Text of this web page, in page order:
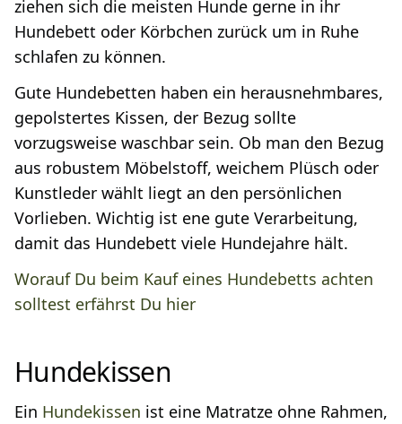
ziehen sich die meisten Hunde gerne in ihr
Hundebett oder Körbchen zurück um in Ruhe
schlafen zu können.
Gute Hundebetten haben ein herausnehmbares,
gepolstertes Kissen, der Bezug sollte
vorzugsweise waschbar sein. Ob man den Bezug
aus robustem Möbelstoff, weichem Plüsch oder
Kunstleder wählt liegt an den persönlichen
Vorlieben. Wichtig ist ene gute Verarbeitung,
damit das Hundebett viele Hundejahre hält.
Worauf Du beim Kauf eines Hundebetts achten
solltest erfährst Du hier
Hundekissen
Ein Hundekissen ist eine Matratze ohne Rahmen,